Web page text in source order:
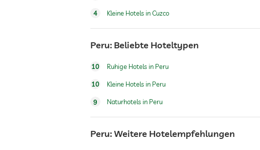
Bio & Gesunde Küche
4 Kleine Hotels in Cuzco
Peru: Beliebte Hoteltypen
10 Ruhige Hotels in Peru
10 Kleine Hotels in Peru
9 Naturhotels in Peru
Peru: Weitere Hotelempfehlungen